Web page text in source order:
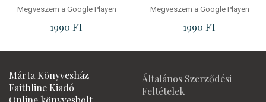
Megveszem a Google Playen
1990 FT
Megveszem a Google Playen
1990 FT
Márta Könyvesház
Faithline Kiadó
Általános Szerződési
Feltételek